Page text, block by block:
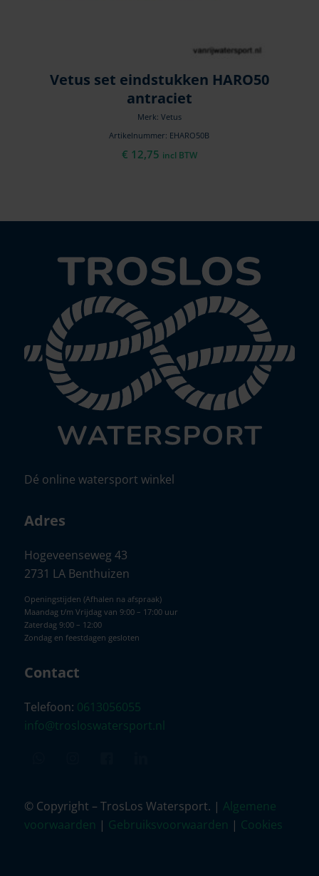
Vetus set eindstukken HARO50
antraciet
Merk: Vetus
Artikelnummer: EHARO50B
€ 12,75 incl BTW
Dé online watersport winkel
Adres
Hogeveenseweg 43
2731 LA Benthuizen
Openingstijden (Afhalen na afspraak)
Maandag t/m Vrijdag van 9:00 – 17:00 uur
Zaterdag 9:00 – 12:00
Zondag en feestdagen gesloten
Contact
Telefoon: 0613056055
info@trosloswatersport.nl
© Copyright – TrosLos Watersport. | Algemene
voorwaarden | Gebruiksvoorwaarden | Cookies